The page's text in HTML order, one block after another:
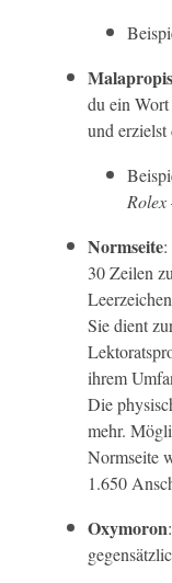
du ein
und
Rolex
Normseite:
30 Zeilen
Sie dient
ihrem
Die
mehr.
Normseite
1.650
Oxymoron